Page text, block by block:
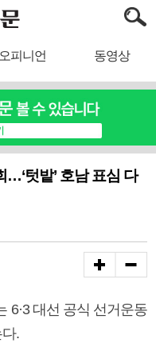
오피니언 동영상
텃밭’ 호남 표심 다
6·3 대선 공식 선거운동
다.